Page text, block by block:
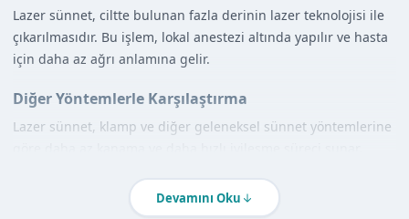
Lazer sünnet, ciltte bulunan fazla derinin lazer teknolojisi ile
çıkarılmasıdır. Bu işlem, lokal anestezi altında yapılır ve hasta
için daha az ağrı anlamına gelir.
Diğer Yöntemlerle Karşılaştırma
Lazer sünnet, klamp ve diğer geleneksel sünnet yöntemlerine
İstanbul Kadıköy'de Lazer Sünnet Nasıl
Devamını Oku